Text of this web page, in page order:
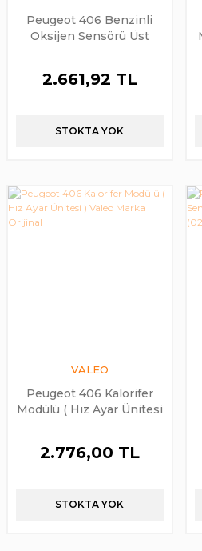
Peugeot 406 Benzinli
Oksijen Sensörü Üst
2.661,92 TL
STOKTA YOK
VALEO
Peugeot 406 Kalorifer
Modülü ( Hız Ayar Ünitesi
2.776,00 TL
STOKTA YOK